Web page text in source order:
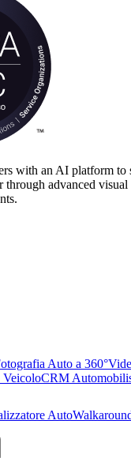
with an AI platform to
through advanced
Auto a 360°
VeicoloCRM
Auto